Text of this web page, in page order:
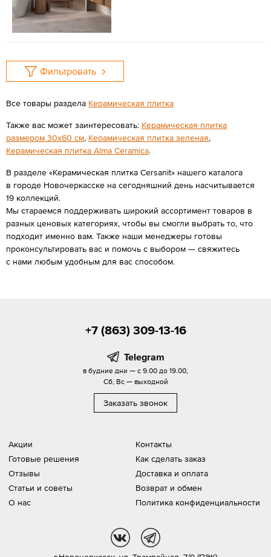
Фильтровать
Все товары раздела Керамическая плитка
Также вас может заинтересовать: Керамическая плитка
размером 30x60 см, Керамическая плитка зеленая,
Керамическая плитка Alma Ceramica.
В разделе «Керамическая плитка Cersanit» нашего каталога
в городе Новочеркасске на сегодняшний день насчитывается
19 коллекций.
Мы стараемся поддерживать широкий ассортимент товаров в
разных ценовых категориях, чтобы вы смогли выбрать то, что
подходит именно вам. Также наши менеджеры готовы
проконсультировать вас и помочь с выбором — свяжитесь
с нами любым удобным для вас способом.
Акции
Готовые решения
Отзывы
Статьи и советы
О нас
Контакты
Как сделать заказ
Доставка и оплата
Возврат и обмен
Политика конфиденциальности
+7 (863) 309-13-16
Telegram
в будние дни — с 9.00 до 19.00,
Сб, Вс — выходной
Заказать звонок